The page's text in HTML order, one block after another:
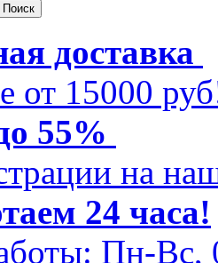
доставка
от 15000
55%
на
24 часа!
Пн-Вс,